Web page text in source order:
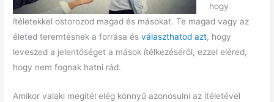
hogy
ítéletekkel ostorozod magad és másokat. Te magad vagy az
életed teremtésnek a forrása és választhatod azt, hogy
leveszed a jelentőséget a mások ítélkezéséről, ezzel eléred,
hogy nem fognak hatni rád.
Amikor valaki megítél elég könnyű azonosulni az ítéletével